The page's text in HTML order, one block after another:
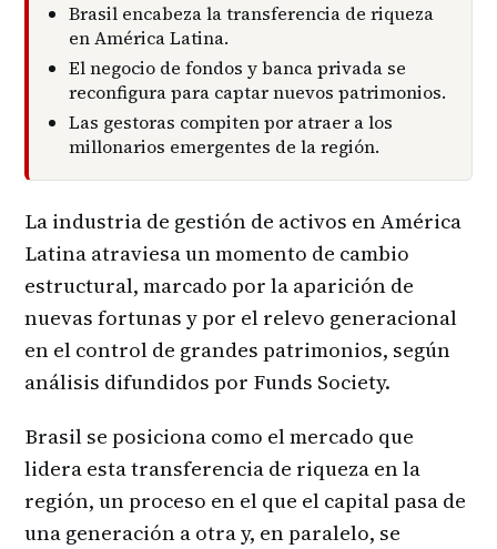
Brasil encabeza la transferencia de riqueza
en América Latina.
El negocio de fondos y banca privada se
reconfigura para captar nuevos patrimonios.
Las gestoras compiten por atraer a los
millonarios emergentes de la región.
La industria de gestión de activos en América
Latina atraviesa un momento de cambio
estructural, marcado por la aparición de
nuevas fortunas y por el relevo generacional
en el control de grandes patrimonios, según
análisis difundidos por Funds Society.
Brasil se posiciona como el mercado que
lidera esta transferencia de riqueza en la
región, un proceso en el que el capital pasa de
una generación a otra y, en paralelo, se